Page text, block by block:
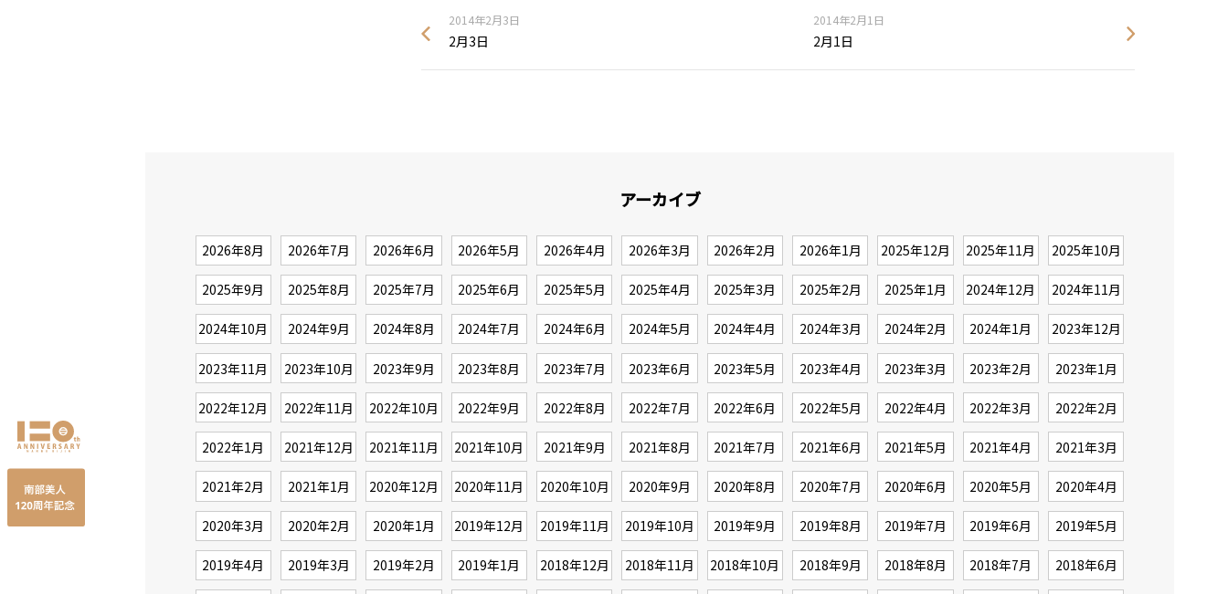
2014年2月3日
2月3日
2014年2月1日
2月1日
アーカイブ
2026年8月 2026年7月 2026年6月 2026年5月 2026年4月 2026年3月 2026年2月 2026年1月 2025年12月 2025年11月 2025年10月
2025年9月 2025年8月 2025年7月 2025年6月 2025年5月 2025年4月 2025年3月 2025年2月 2025年1月 2024年12月 2024年11月
2024年10月 2024年9月 2024年8月 2024年7月 2024年6月 2024年5月 2024年4月 2024年3月 2024年2月 2024年1月 2023年12月
2023年11月 2023年10月 2023年9月 2023年8月 2023年7月 2023年6月 2023年5月 2023年4月 2023年3月 2023年2月 2023年1月
2022年12月 2022年11月 2022年10月 2022年9月 2022年8月 2022年7月 2022年6月 2022年5月 2022年4月 2022年3月 2022年2月
2022年1月 2021年12月 2021年11月 2021年10月 2021年9月 2021年8月 2021年7月 2021年6月 2021年5月 2021年4月 2021年3月
2021年2月 2021年1月 2020年12月 2020年11月 2020年10月 2020年9月 2020年8月 2020年7月 2020年6月 2020年5月 2020年4月
2020年3月 2020年2月 2020年1月 2019年12月 2019年11月 2019年10月 2019年9月 2019年8月 2019年7月 2019年6月 2019年5月
2019年4月 2019年3月 2019年2月 2019年1月 2018年12月 2018年11月 2018年10月 2018年9月 2018年8月 2018年7月 2018年6月